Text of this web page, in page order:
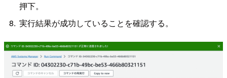
押下。
実行結果が成功していることを確認する。